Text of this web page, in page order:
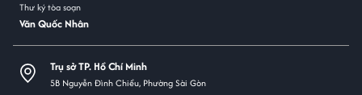
Thư ký tòa soạn
Văn Quốc Nhân
Trụ sở TP. Hồ Chí Minh
5B Nguyễn Đình Chiểu, Phường Sài Gòn